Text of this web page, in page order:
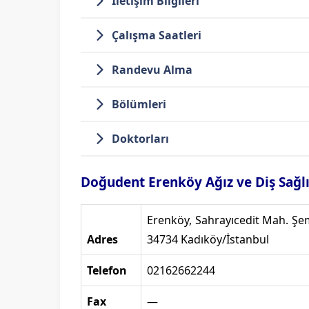
Çalışma Saatleri
Randevu Alma
Bölümleri
Doktorları
Doğudent Erenköy Ağız ve Diş
Adres
Erenköy, Sahrayıcedit Mah.
34734 Kadıköy/İstanbul
Telefon 02162662244
Fax —